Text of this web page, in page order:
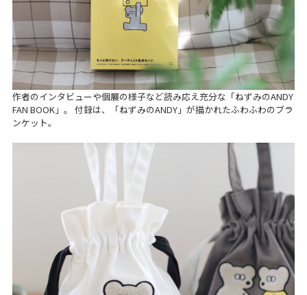
作者のインタビューや個展の様子など読み応え充分な「ねずみのANDY
FAN BOOK」。 付録は、「ねずみのANDY」が描かれたふわふわのブラ
ンケット。